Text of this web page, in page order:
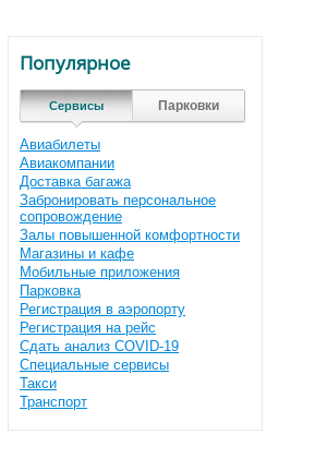
Популярное
Сервисы Парковки
Авиабилеты
Авиакомпании
Доставка багажа
Забронировать персональное
сопровождение
Залы повышенной комфортности
Магазины и кафе
Мобильные приложения
Парковка
Регистрация в аэропорту
Регистрация на рейс
Сдать анализ COVID-19
Специальные сервисы
Такси
Транспорт